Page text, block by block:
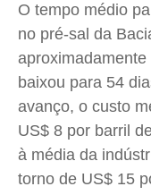
O tempo médio
no pré-sal da
baixou para 54
avanço, o custo
US$ 8 por barril
à média da
torno de US$ 15